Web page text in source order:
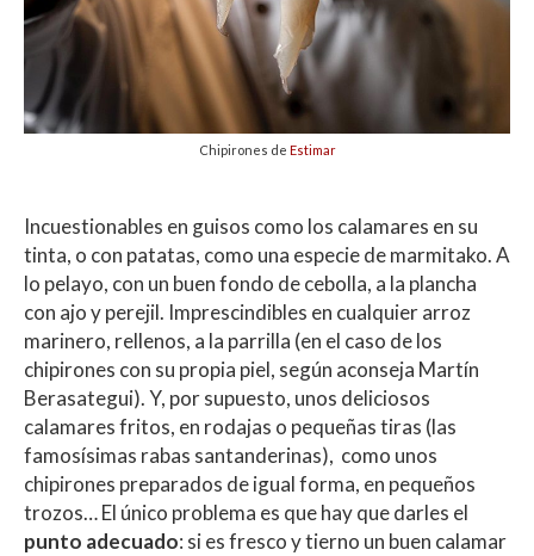
Chipirones de Estimar
Incuestionables en guisos como los calamares en su
tinta, o con patatas, como una especie de marmitako. A
lo pelayo, con un buen fondo de cebolla, a la plancha
con ajo y perejil. Imprescindibles en cualquier arroz
marinero, rellenos, a la parrilla (en el caso de los
chipirones con su propia piel, según aconseja Martín
Berasategui). Y, por supuesto, unos deliciosos
calamares fritos, en rodajas o pequeñas tiras (las
famosísimas rabas santanderinas), como unos
chipirones preparados de igual forma, en pequeños
trozos… El único problema es que hay que darles el
punto adecuado: si es fresco y tierno un buen calamar